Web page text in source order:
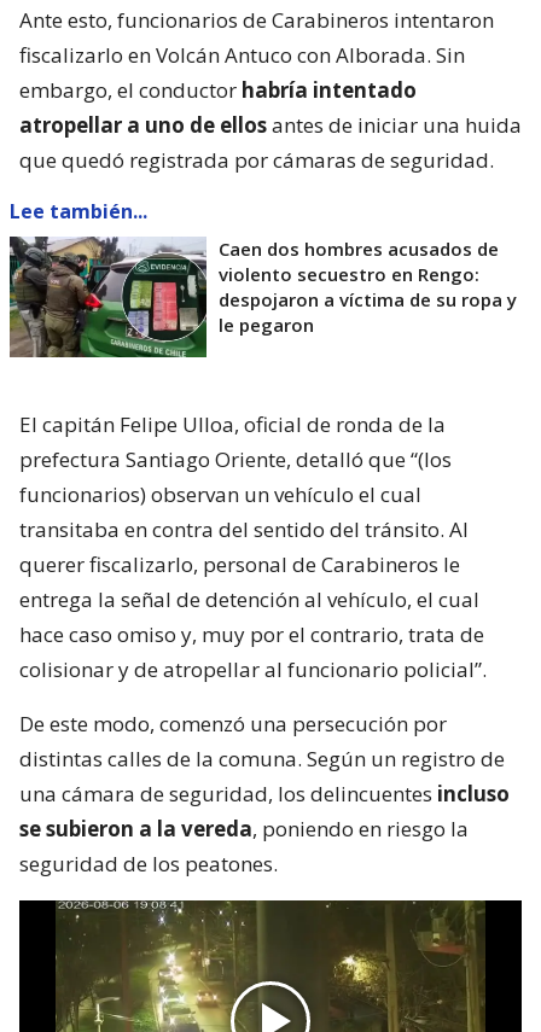
Ante esto, funcionarios de Carabineros intentaron
fiscalizarlo en Volcán Antuco con Alborada. Sin
embargo, el conductor habría intentado
atropellar a uno de ellosantes de iniciar una huida
que quedó registrada por cámaras de seguridad.
Lee también...
Caen dos hombres acusados de
violento secuestro en Rengo:
despojaron a víctima de su ropa y
le pegaron
El capitán Felipe Ulloa, oficial de ronda de la
prefectura Santiago Oriente, detalló que “(los
funcionarios) observan un vehículo el cual
transitaba en contra del sentido del tránsito. Al
querer fiscalizarlo, personal de Carabineros le
entrega la señal de detención al vehículo, el cual
hace caso omiso y, muy por el contrario, trata de
colisionar y de atropellar al funcionario policial”.
De este modo, comenzó una persecución por
distintas calles de la comuna. Según un registro de
una cámara de seguridad, los delincuentes incluso
se subieron a la vereda, poniendo en riesgo la
seguridad de los peatones.